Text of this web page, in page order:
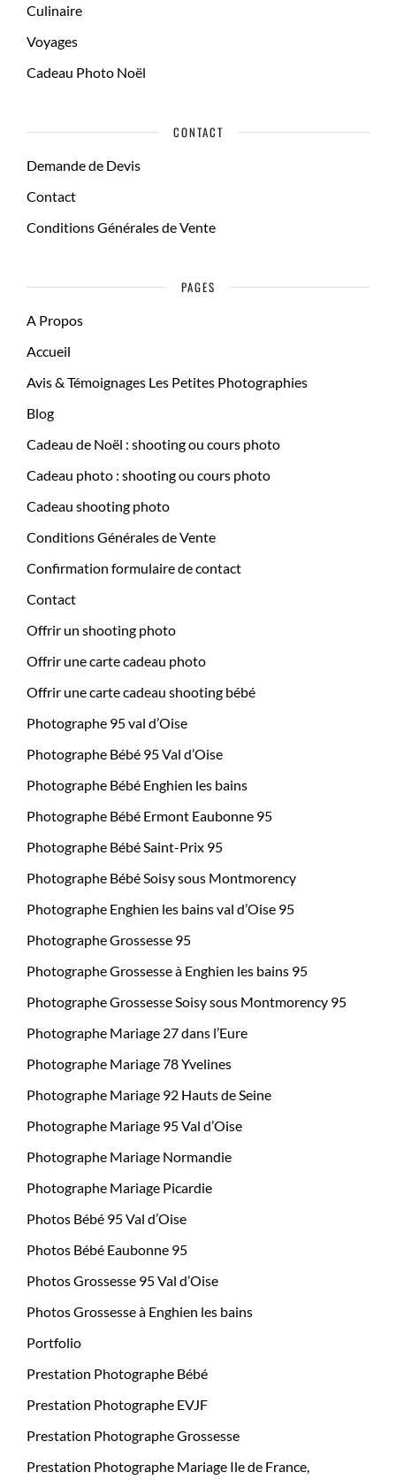
Culinaire
Voyages
Cadeau Photo Noël
CONTACT
Demande de Devis
Contact
Conditions Générales de Vente
PAGES
A Propos
Accueil
Avis & Témoignages Les Petites Photographies
Blog
Cadeau de Noël : shooting ou cours photo
Cadeau photo : shooting ou cours photo
Cadeau shooting photo
Conditions Générales de Vente
Confirmation formulaire de contact
Contact
Offrir un shooting photo
Offrir une carte cadeau photo
Offrir une carte cadeau shooting bébé
Photographe 95 val d’Oise
Photographe Bébé 95 Val d’Oise
Photographe Bébé Enghien les bains
Photographe Bébé Ermont Eaubonne 95
Photographe Bébé Saint-Prix 95
Photographe Bébé Soisy sous Montmorency
Photographe Enghien les bains val d’Oise 95
Photographe Grossesse 95
Photographe Grossesse à Enghien les bains 95
Photographe Grossesse Soisy sous Montmorency 95
Photographe Mariage 27 dans l’Eure
Photographe Mariage 78 Yvelines
Photographe Mariage 92 Hauts de Seine
Photographe Mariage 95 Val d’Oise
Photographe Mariage Normandie
Photographe Mariage Picardie
Photos Bébé 95 Val d’Oise
Photos Bébé Eaubonne 95
Photos Grossesse 95 Val d’Oise
Photos Grossesse à Enghien les bains
Portfolio
Prestation Photographe Bébé
Prestation Photographe EVJF
Prestation Photographe Grossesse
Prestation Photographe Mariage Ile de France,